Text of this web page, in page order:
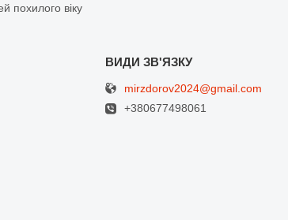
похилого віку
mirzdorov2024@gmail.com
+380677498061